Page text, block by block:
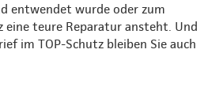
entwendet wurde oder zum
eine teure Reparatur ansteht. Und
im TOP-Schutz bleiben Sie auch